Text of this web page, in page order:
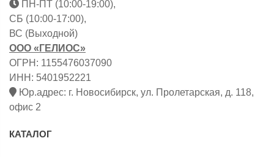
ПН-ПТ (10:00-19:00),
СБ (10:00-17:00),
ВС (Выходной)
ООО «ГЕЛИОС»
ОГРН: 1155476037090
ИНН: 5401952221
Юр.адрес: г. Новосибирск, ул. Пролетарская, д. 118,
офис 2
КАТАЛОГ